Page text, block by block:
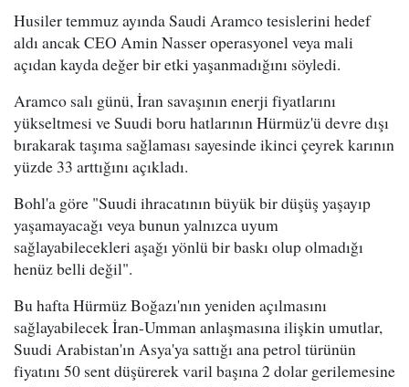
Husiler temmuz ayında Saudi Aramco tesislerini hedef
aldı ancak CEO Amin Nasser operasyonel veya mali
açıdan kayda değer bir etki yaşanmadığını söyledi.
Aramco salı günü, İran savaşının enerji fiyatlarını
yükseltmesi ve Suudi boru hatlarının Hürmüz'ü devre dışı
bırakarak taşıma sağlaması sayesinde ikinci çeyrek karının
yüzde 33 arttığını açıkladı.
Bohl'a göre "Suudi ihracatının büyük bir düşüş yaşayıp
yaşamayacağı veya bunun yalnızca uyum
sağlayabilecekleri aşağı yönlü bir baskı olup olmadığı
henüz belli değil".
Bu hafta Hürmüz Boğazı'nın yeniden açılmasını
sağlayabilecek İran-Umman anlaşmasına ilişkin umutlar,
Suudi Arabistan'ın Asya'ya sattığı ana petrol türünün
fiyatını 50 sent düşürerek varil başına 2 dolar gerilemesine